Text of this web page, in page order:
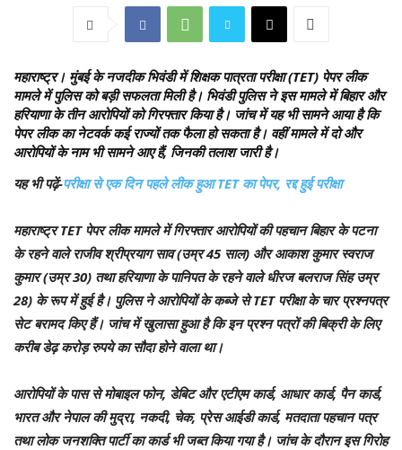
महाराष्ट्र। मुंबई के नजदीक भिवंडी में शिक्षक पात्रता परीक्षा (TET) पेपर लीक
मामले में पुलिस को बड़ी सफलता मिली है। भिवंडी पुलिस ने इस मामले में बिहार और
हरियाणा के तीन आरोपियों को गिरफ्तार किया है। जांच में यह भी सामने आया है कि
पेपर लीक का नेटवर्क कई राज्यों तक फैला हो सकता है। वहीं मामले में दो और
आरोपियों के नाम भी सामने आए हैं, जिनकी तलाश जारी है।
यह भी पढ़ें-परीक्षा से एक दिन पहले लीक हुआ TET का पेपर, रद्द हुई परीक्षा
महाराष्ट्र TET पेपर लीक मामले में गिरफ्तार आरोपियों की पहचान बिहार के पटना
के रहने वाले राजीव श्रीप्रयाग साव (उम्र 45 साल) और आकाश कुमार स्वराज
कुमार (उम्र 30) तथा हरियाणा के पानिपत के रहने वाले धीरज बलराज सिंह उम्र
28) के रूप में हुई है। पुलिस ने आरोपियों के कब्जे से TET परीक्षा के चार प्रश्नपत्र
सेट बरामद किए हैं। जांच में खुलासा हुआ है कि इन प्रश्न पत्रों की बिक्री के लिए
करीब डेढ़ करोड़ रुपये का सौदा होने वाला था।
आरोपियों के पास से मोबाइल फोन, डेबिट और एटीएम कार्ड, आधार कार्ड, पैन कार्ड,
भारत और नेपाल की मुद्रा, नकदी, चेक, प्रेस आईडी कार्ड, मतदाता पहचान पत्र
तथा लोक जनशक्ति पार्टी का कार्ड भी जब्त किया गया है। जांच के दौरान इस गिरोह